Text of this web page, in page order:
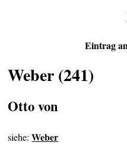
Eintrag
Weber (241)
Otto von
siehe:Weber